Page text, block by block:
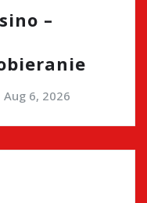
–
Aug 6, 2026